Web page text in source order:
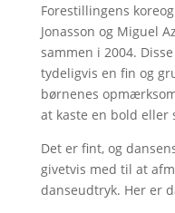
Forestillingens
Jonasson og Miguel
sammen i 2004.
tydeligvis en fin og
børnenes
at kaste en bold eller
Det er fint, og
givetvis med til at
danseudtryk. Her er